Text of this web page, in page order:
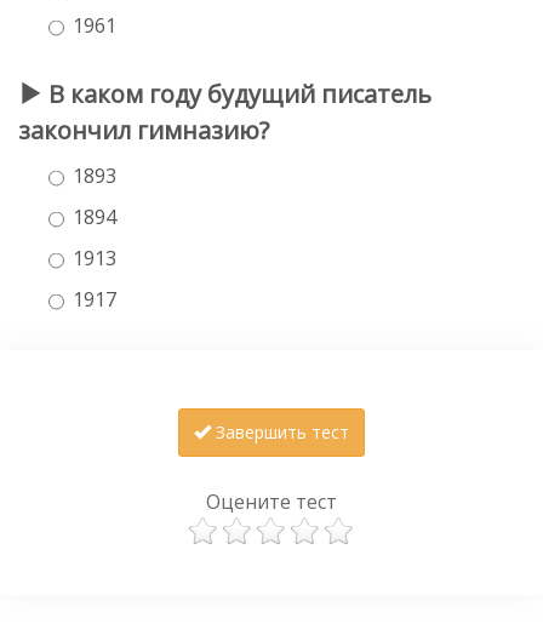
1961
В каком году будущий писатель
закончил гимназию?
1893
1894
1913
1917
Завершить тест
Оцените тест